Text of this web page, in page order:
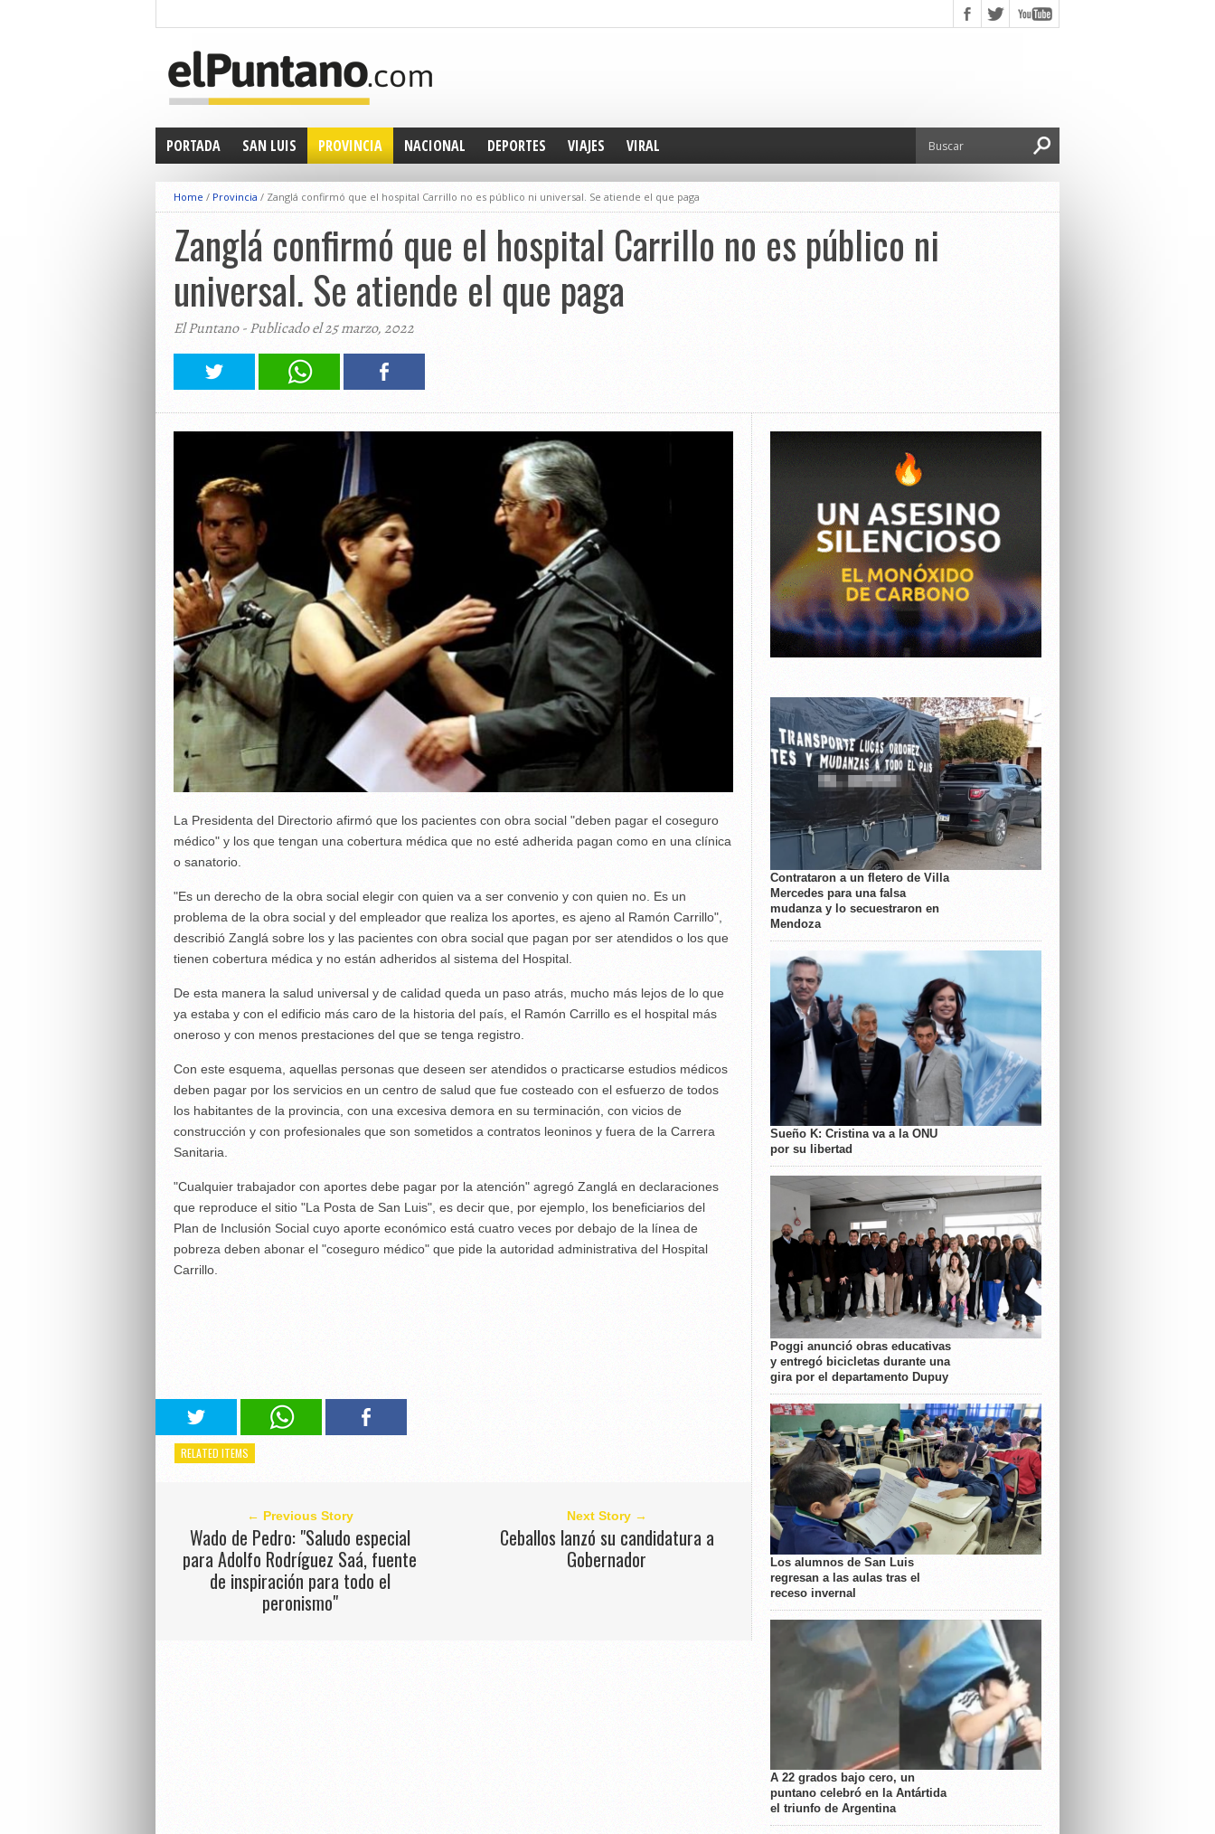
PORTADA SAN LUIS PROVINCIA NACIONAL DEPORTES VIAJES VIRAL
Home / Provincia / Zanglá confirmó que el hospital Carrillo no es público ni universal. Se atiende el que paga
Zanglá confirmó que el hospital Carrillo no es público ni
universal. Se atiende el que paga
El Puntano - Publicado el 25 marzo, 2022
La Presidenta del Directorio afirmó que los pacientes con obra social "deben pagar el coseguro
médico" y los que tengan una cobertura médica que no esté adherida pagan como en una clínica
o sanatorio.
"Es un derecho de la obra social elegir con quien va a ser convenio y con quien no. Es un
problema de la obra social y del empleador que realiza los aportes, es ajeno al Ramón Carrillo",
describió Zanglá sobre los y las pacientes con obra social que pagan por ser atendidos o los que
tienen cobertura médica y no están adheridos al sistema del Hospital.
De esta manera la salud universal y de calidad queda un paso atrás, mucho más lejos de lo que
ya estaba y con el edificio más caro de la historia del país, el Ramón Carrillo es el hospital más
oneroso y con menos prestaciones del que se tenga registro.
Con este esquema, aquellas personas que deseen ser atendidos o practicarse estudios médicos
deben pagar por los servicios en un centro de salud que fue costeado con el esfuerzo de todos
los habitantes de la provincia, con una excesiva demora en su terminación, con vicios de
construcción y con profesionales que son sometidos a contratos leoninos y fuera de la Carrera
Sanitaria.
"Cualquier trabajador con aportes debe pagar por la atención" agregó Zanglá en declaraciones
que reproduce el sitio "La Posta de San Luis", es decir que, por ejemplo, los beneficiarios del
Plan de Inclusión Social cuyo aporte económico está cuatro veces por debajo de la línea de
pobreza deben abonar el "coseguro médico" que pide la autoridad administrativa del Hospital
Carrillo.
RELATED ITEMS
← Previous Story
Wado de Pedro: "Saludo especial
para Adolfo Rodríguez Saá, fuente
de inspiración para todo el
peronismo"
Next Story →
Ceballos lanzó su candidatura a
Gobernador
Contrataron a un fletero de Villa
Mercedes para una falsa
mudanza y lo secuestraron en
Mendoza
Sueño K: Cristina va a la ONU
por su libertad
Poggi anunció obras educativas
y entregó bicicletas durante una
gira por el departamento Dupuy
Los alumnos de San Luis
regresan a las aulas tras el
receso invernal
A 22 grados bajo cero, un
puntano celebró en la Antártida
el triunfo de Argentina